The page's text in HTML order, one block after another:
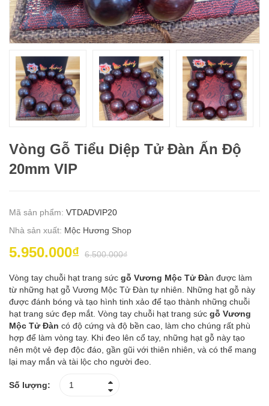
Vòng Gỗ Tiểu Diệp Tử Đàn Ấn Độ
20mm VIP
Mã sản phẩm: VTDADVIP20
Nhà sản xuất: Mộc Hương Shop
5.950.000₫ 6.500.000₫
Vòng tay chuỗi hạt trang sức gỗ Vương Mộc Tử Đàn được làm
từ những hạt gỗ Vương Mộc Tử Đàn tự nhiên. Những hạt gỗ này
được đánh bóng và tạo hình tinh xảo để tạo thành những chuỗi
hạt trang sức đẹp mắt. Vòng tay chuỗi hạt trang sức gỗ Vương
Mộc Tử Đàn có độ cứng và độ bền cao, làm cho chúng rất phù
hợp để làm vòng tay. Khi đeo lên cổ tay, những hạt gỗ này tạo
nên một vẻ đẹp độc đáo, gần gũi với thiên nhiên, và có thể mang
lại may mắn và tài lộc cho người đeo.
Số lượng: